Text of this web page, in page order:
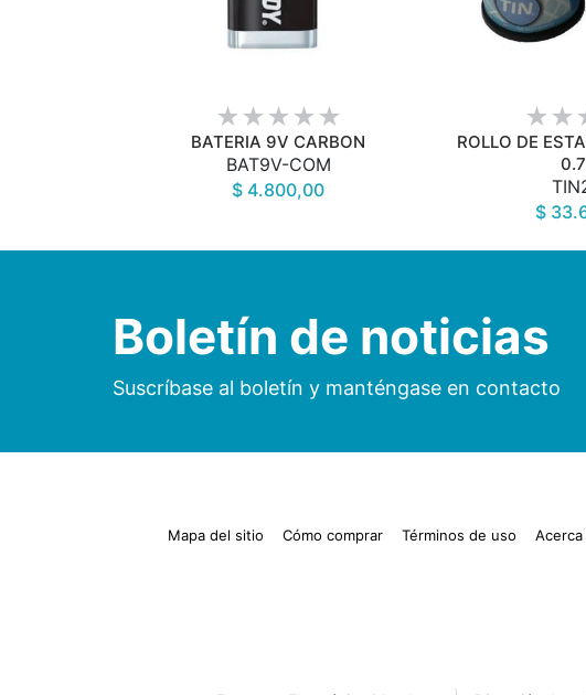
VISTA RÁPIDA
BATERIA 9V CARBON
BAT9V-COM
$ 4.800,00
ROLLO DE
$
Boletín de noticias
Suscríbase al boletín y manténgase en contacto
Mapa del sitio Cómo comprar Términos de uso